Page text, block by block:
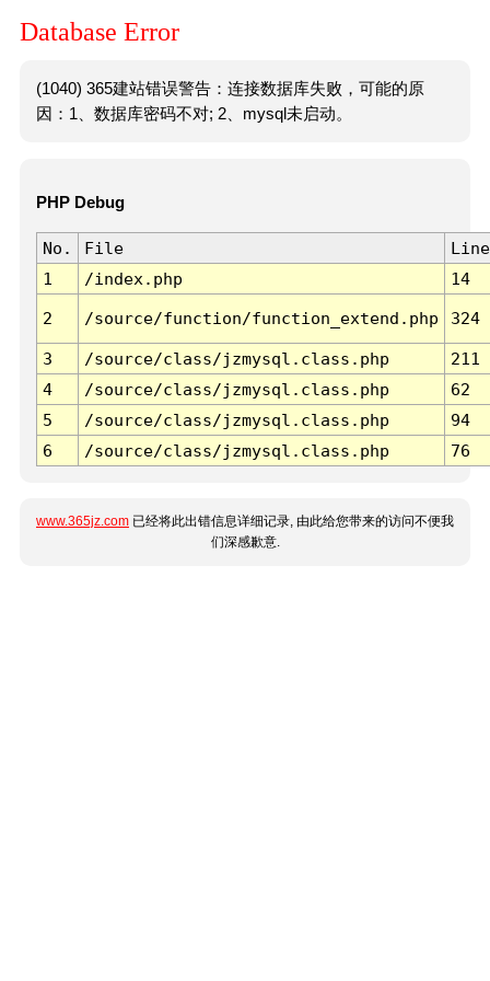
Database Error
(1040) 365建站错误警告：连接数据库失败，可能的原
因：1、数据库密码不对; 2、mysql未启动。
PHP Debug
No. File
Line
1
/index.php 14
2 /source/function/function_extend.php 324
3 /source/class/jzmysql.class.php
211
4
/source/class/jzmysql.class.php
62
5
/source/class/jzmysql.class.php
94
6
/source/class/jzmysql.class.php 76
www.365jz.com 已经将此出错信息详细记录, 由此给您带来的访问不便我
们深感歉意.